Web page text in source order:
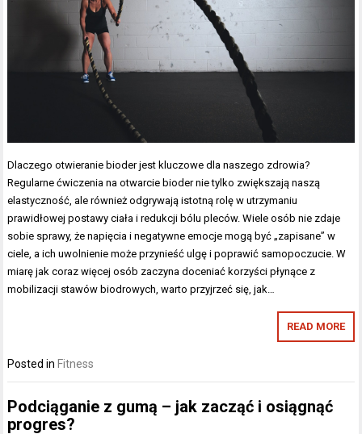
Dlaczego otwieranie bioder jest kluczowe dla naszego zdrowia?
Regularne ćwiczenia na otwarcie bioder nie tylko zwiększają naszą
elastyczność, ale również odgrywają istotną rolę w utrzymaniu
prawidłowej postawy ciała i redukcji bólu pleców. Wiele osób nie zdaje
sobie sprawy, że napięcia i negatywne emocje mogą być „zapisane” w
ciele, a ich uwolnienie może przynieść ulgę i poprawić samopoczucie. W
miarę jak coraz więcej osób zaczyna doceniać korzyści płynące z
mobilizacji stawów biodrowych, warto przyjrzeć się, jak…
READ MORE
Posted inFitness
Podciąganie z gumą – jak zacząć i osiągnąć
progres?